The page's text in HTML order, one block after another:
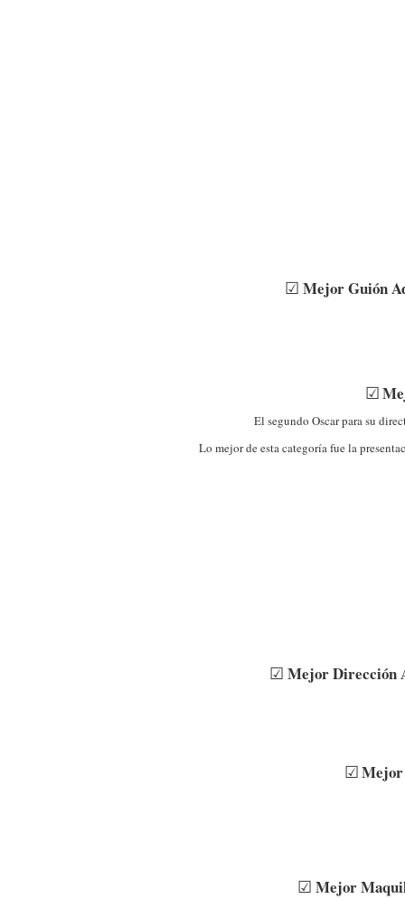
☑ Mejor Guión
☑
El segundo Oscar para su
Lo mejor de esta categoría fue la
☑ Mejor Dirección
☑Mejor
☑ Mejor